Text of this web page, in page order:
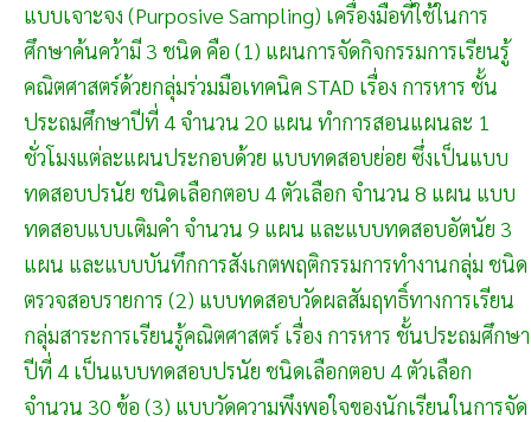
แบบเจาะจง (Purposive Sampling) เครื่องมือที่ใช้ในการ
ศึกษาค้นคว้ามี 3 ชนิด คือ (1) แผนการจัดกิจกรรมการเรียนรู้
คณิตศาสตร์ด้วยกลุ่มร่วมมือเทคนิค STAD เรื่อง การหาร ชั้น
ประถมศึกษาปีที่ 4 จำนวน 20 แผน ทำการสอนแผนละ 1
ชั่วโมงแต่ละแผนประกอบด้วย แบบทดสอบย่อย ซึ่งเป็นแบบ
ทดสอบปรนัย ชนิดเลือกตอบ 4 ตัวเลือก จำนวน 8 แผน แบบ
ทดสอบแบบเติมคำ จำนวน 9 แผน และแบบทดสอบอัตนัย 3
แผน และแบบบันทึกการสังเกตพฤติกรรมการทำงานกลุ่ม ชนิด
ตรวจสอบรายการ (2) แบบทดสอบวัดผลสัมฤทธิ์ทางการเรียน
กลุ่มสาระการเรียนรู้คณิตศาสตร์ เรื่อง การหาร ชั้นประถมศึกษา
ปีที่ 4 เป็นแบบทดสอบปรนัย ชนิดเลือกตอบ 4 ตัวเลือก
จำนวน 30 ข้อ (3) แบบวัดความพึงพอใจของนักเรียนในการจัด